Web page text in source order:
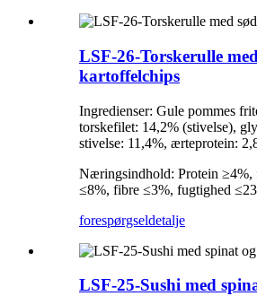
LSF-26-Torskerulle
kartoffelchips
Ingredienser: Gule pommes
torskefilet: 14,2% (stivelse),
stivelse: 11,4%, ærteprotein:
Næringsindhold: Protein ≥4%,
≤8%, fibre ≤3%, fugtighed
forespørgseldetalje
LSF-25-Sushi med